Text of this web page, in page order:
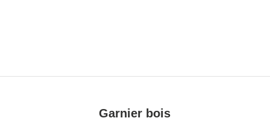
Garnier bois